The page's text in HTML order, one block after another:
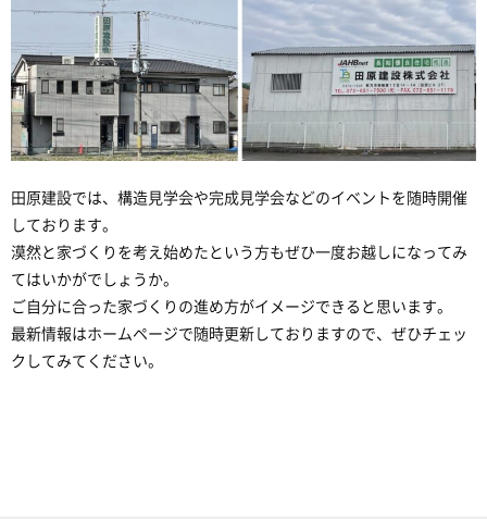
田原建設では、構造見学会や完成見学会などのイベントを随時開催
しております。
漠然と家づくりを考え始めたという方もぜひ一度お越しになってみ
てはいかがでしょうか。
ご自分に合った家づくりの進め方がイメージできると思います。
最新情報はホームページで随時更新しておりますので、ぜひチェッ
クしてみてください。